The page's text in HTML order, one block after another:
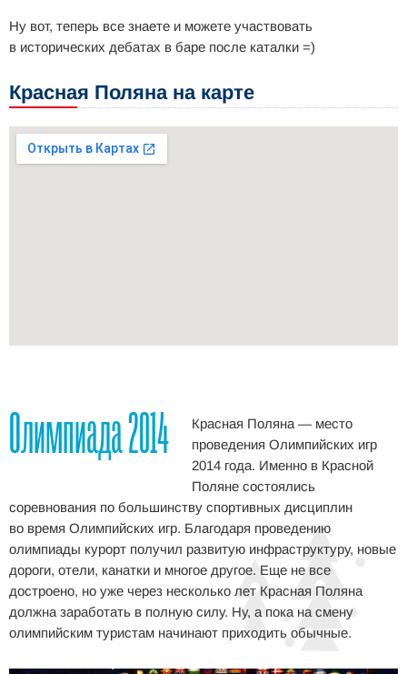
Ну вот, теперь все знаете и можете участвовать
в исторических дебатах в баре после каталки =)
Красная Поляна на карте
Олимпиада 2014
Красная Поляна — место
проведения Олимпийских игр
2014 года. Именно в Красной
Поляне состоялись
соревнования по большинству спортивных дисциплин
во время Олимпийских игр. Благодаря проведению
олимпиады курорт получил развитую инфраструктуру, новые
дороги, отели, канатки и многое другое. Еще не все
достроено, но уже через несколько лет Красная Поляна
должна заработать в полную силу. Ну, а пока на смену
олимпийским туристам начинают приходить обычные.